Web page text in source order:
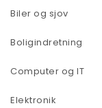
Biler og sjov
Boligindretning
Computer og IT
Elektronik